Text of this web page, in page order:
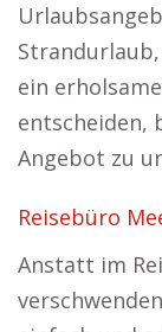
ein
entscheiden,
Angebot zu
Reisebüro
Anstatt im